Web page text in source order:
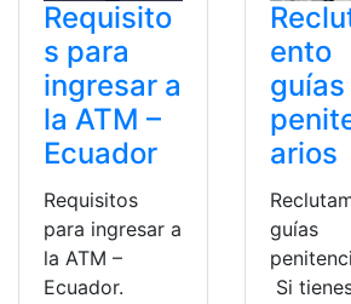
Requisito
s para
ingresar a
la ATM –
Ecuador
Requisitos
para ingresar a
la ATM –
Ecuador.
ento
guías
arios
guías
Si